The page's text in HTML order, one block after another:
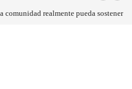
comunidad realmente pueda sostener